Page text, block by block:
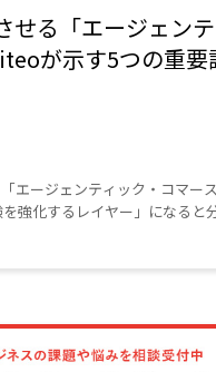
せる「エージェン
が示す5つの重要
エージェンティック・コマ
強化するレイヤー」になると